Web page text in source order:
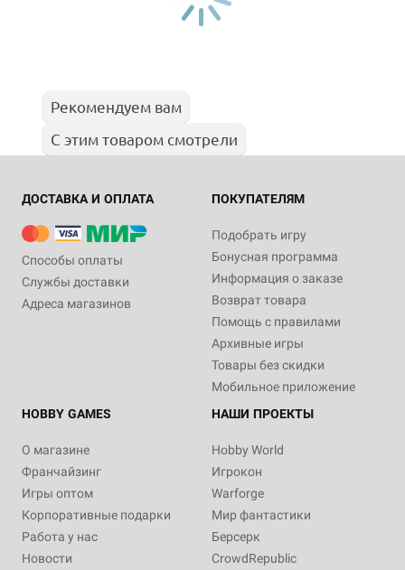
Рекомендуем вам
С этим товаром смотрели
ДОСТАВКА И ОПЛАТА
Способы оплаты
Службы доставки
Адреса магазинов
ПОКУПАТЕЛЯМ
Подобрать игру
Бонусная программа
Информация о заказе
Возврат товара
Помощь с правилами
Архивные игры
Товары без скидки
Мобильное приложение
HOBBY GAMES
О магазине
Франчайзинг
Игры оптом
Корпоративные подарки
Работа у нас
Новости
НАШИ ПРОЕКТЫ
Hobby World
Игрокон
Warforge
Мир фантастики
Берсерк
CrowdRepublic